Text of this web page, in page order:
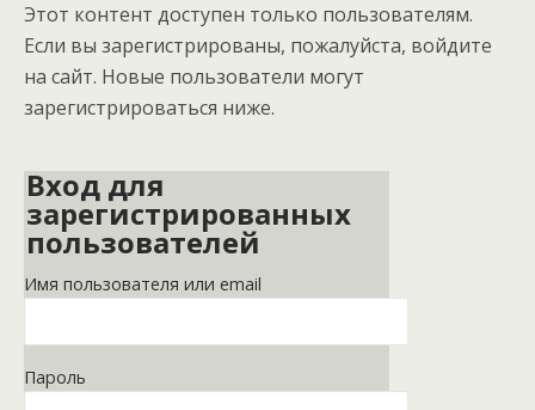
Этот контент доступен только пользователям.
Если вы зарегистрированы, пожалуйста, войдите
на сайт. Новые пользователи могут
зарегистрироваться ниже.
Вход для
зарегистрированных
пользователей
Имя пользователя или email
Пароль